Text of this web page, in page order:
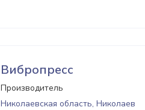
Вибропресс
Производитель
Николаевская область, Николаев